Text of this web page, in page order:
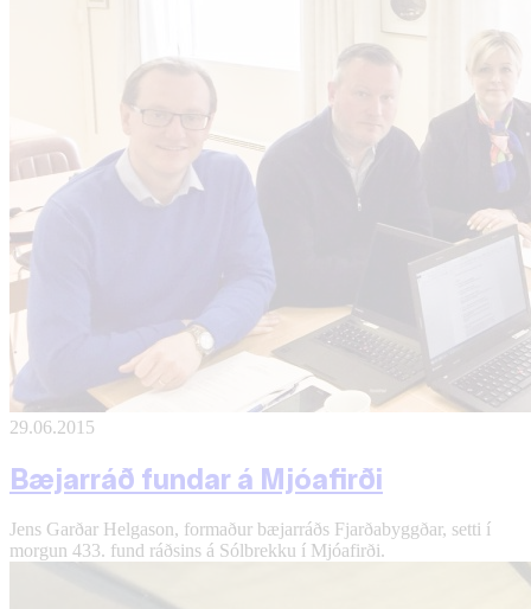
29.06.2015
Bæjarráð fundar á Mjóafirði
Jens Garðar Helgason, formaður bæjarráðs Fjarðabyggðar, setti í
morgun 433. fund ráðsins á Sólbrekku í Mjóafirði.